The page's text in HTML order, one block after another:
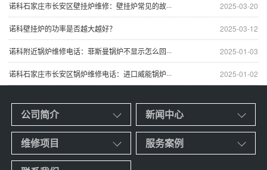
2025-03-20
诺科石家庄市长安区壁挂炉维修：壁挂炉常见的故···
2025-03-12
诺科壁挂炉的功率是否越大越好？
2025-01-03
诺科附近锅炉维修电话：菲斯曼锅炉不显示怎么回···
2025-01-02
诺科石家庄市长安区锅炉维修电话：进口威能锅炉···
公司简介 新闻中心
维修项目 服务案例